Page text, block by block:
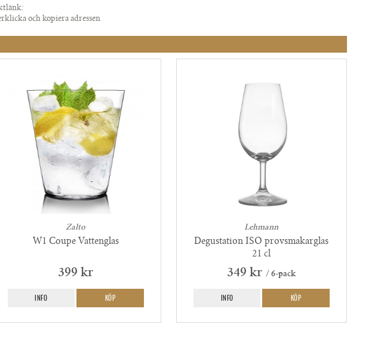
och kopiera adressen
Zalto
W1 Coupe Vattenglas
399 kr
INFO KÖP
Lehmann
Degustation ISO provsmakarglas
21 cl
349 kr / 6-pack
INFO KÖP